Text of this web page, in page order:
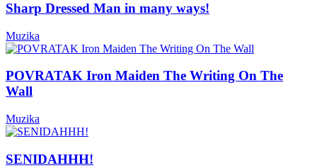
Sharp Dressed Man in many ways!
Muzika
POVRATAK Iron Maiden The Writing On The
Wall
Muzika
SENIDAHHH!